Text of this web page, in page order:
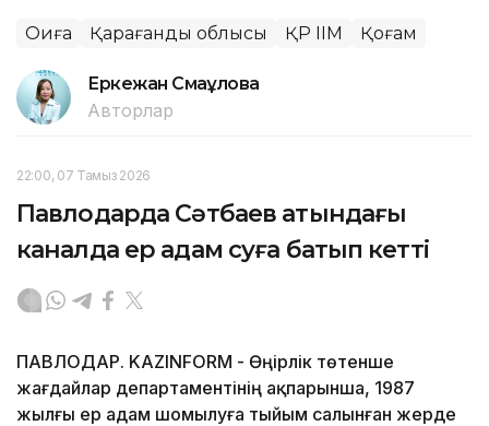
Оқиға Қарағанды облысы ҚР ІІМ Қоғам
Еркежан Смағұлова
Авторлар
22:00, 07 Тамыз 2026
Павлодарда Сәтбаев атындағы
каналда ер адам суға батып кетті
ПАВЛОДАР. KAZINFORM - Өңірлік төтенше
жағдайлар департаментінің ақпарынша, 1987
жылғы ер адам шомылуға тыйым салынған жерде